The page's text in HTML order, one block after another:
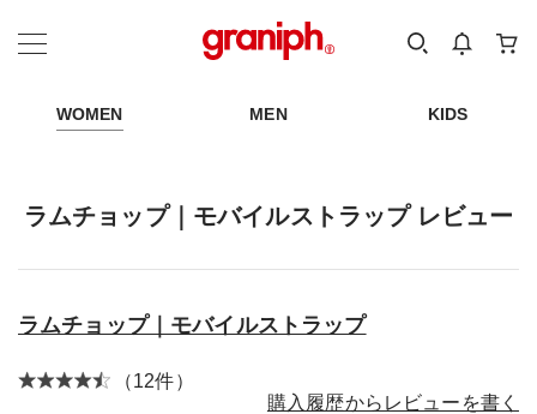
カテゴリーから探す
WOMEN MEN KIDS
ラムチョップ｜モバイルストラップ レビュー
ラムチョップ｜モバイルストラップ
（12件）
購入履歴からレビューを書く